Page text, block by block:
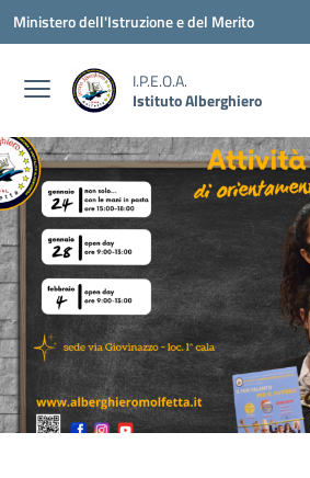
Vai ai contenuti
Vai al menu di navigazione
Vai al footer
Ministero dell'Istruzione e del Merito
I.P.E.O.A.
Istituto Alberghiero